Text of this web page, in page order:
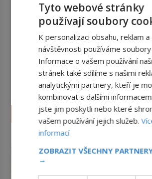
PROLISTOVAT
Tyto webové stránky
používají soubory
K personalizaci obsahu, reklam a
návštěvnosti používáme
Informace o vašem používání
stránek také sdílíme s našimi
analytickými partnery, kteří je
kombinovat s dalšími
jste jim poskytli nebo které
vašem používání jejich služeb.
informací
ZOBRAZIT VŠECHNY
→